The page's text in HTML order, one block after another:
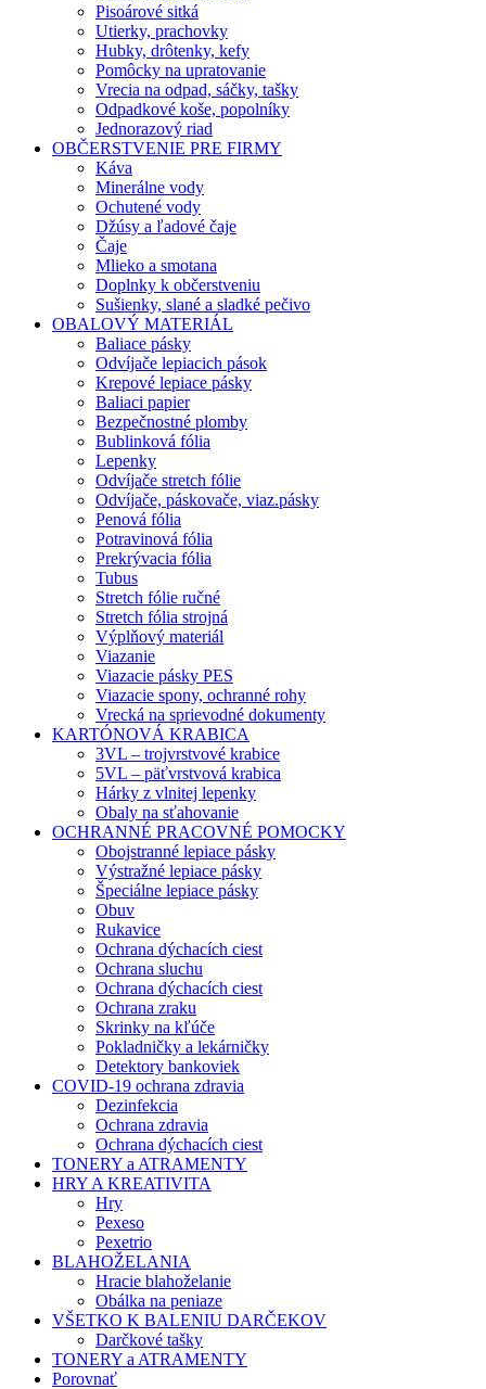
Pisoárové sitká
Utierky, prachovky
Hubky, drôtenky, kefy
Pomôcky na upratovanie
Vrecia na odpad, sáčky, tašky
Odpadkové koše, popolníky
Jednorazový riad
OBČERSTVENIE PRE FIRMY
Káva
Minerálne vody
Ochutené vody
Džúsy a ľadové čaje
Čaje
Mlieko a smotana
Doplnky k občerstveniu
Sušienky, slané a sladké pečivo
OBALOVÝ MATERIÁL
Baliace pásky
Odvíjače lepiacich pások
Krepové lepiace pásky
Baliaci papier
Bezpečnostné plomby
Bublinková fólia
Lepenky
Odvíjače stretch fólie
Odvíjače, páskovače, viaz.pásky
Penová fólia
Potravinová fólia
Prekrývacia fólia
Tubus
Stretch fólie ručné
Stretch fólia strojná
Výplňový materiál
Viazanie
Viazacie pásky PES
Viazacie spony, ochranné rohy
Vrecká na sprievodné dokumenty
KARTÓNOVÁ KRABICA
3VL – trojvrstvové krabice
5VL – päťvrstvová krabica
Hárky z vlnitej lepenky
Obaly na sťahovanie
OCHRANNÉ PRACOVNÉ POMOCKY
Obojstranné lepiace pásky
Výstražné lepiace pásky
Špeciálne lepiace pásky
Obuv
Rukavice
Ochrana dýchacích ciest
Ochrana sluchu
Ochrana dýchacích ciest
Ochrana zraku
Skrinky na kľúče
Pokladničky a lekárničky
Detektory bankoviek
COVID-19 ochrana zdravia
Dezinfekcia
Ochrana zdravia
Ochrana dýchacích ciest
TONERY a ATRAMENTY
HRY A KREATIVITA
Hry
Pexeso
Pexetrio
BLAHOŽELANIA
Hracie blahoželanie
Obálka na peniaze
VŠETKO K BALENIU DARČEKOV
Darčkové tašky
TONERY a ATRAMENTY
Porovnať